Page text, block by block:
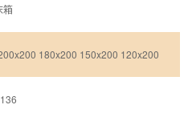
箱
180x200 150x200 120x200